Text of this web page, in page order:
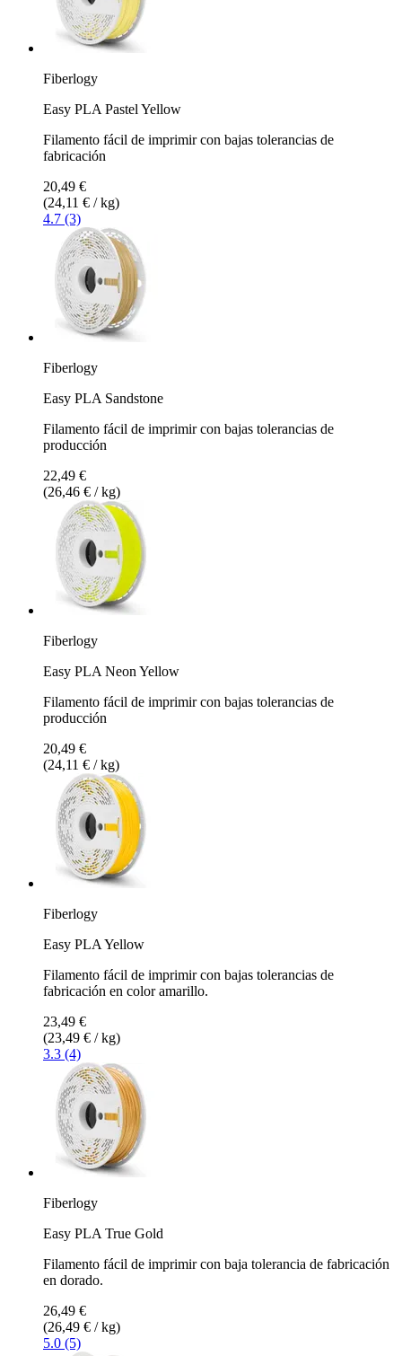
Fiberlogy
Easy PLA Pastel Yellow
Filamento fácil de imprimir con bajas tolerancias de
fabricación
20,49 €
(24,11 € / kg)
4.7 (3)
Fiberlogy
Easy PLA Sandstone
Filamento fácil de imprimir con bajas tolerancias de
producción
22,49 €
(26,46 € / kg)
Fiberlogy
Easy PLA Neon Yellow
Filamento fácil de imprimir con bajas tolerancias de
producción
20,49 €
(24,11 € / kg)
Fiberlogy
Easy PLA Yellow
Filamento fácil de imprimir con bajas tolerancias de
fabricación en color amarillo.
23,49 €
(23,49 € / kg)
3.3 (4)
Fiberlogy
Easy PLA True Gold
Filamento fácil de imprimir con baja tolerancia de fabricación
en dorado.
26,49 €
(26,49 € / kg)
5.0 (5)